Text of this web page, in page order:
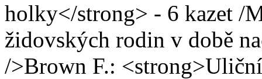
holky</strong> - 6 kazet /
židovských rodin v době
/>Brown F.: